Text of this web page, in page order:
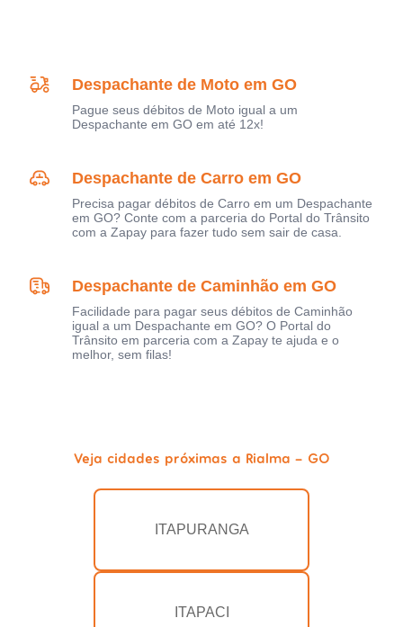
Despachante de Moto em GO
Pague seus débitos de Moto igual a um
Despachante em GO em até 12x!
Despachante de Carro em GO
Precisa pagar débitos de Carro em um Despachante
em GO? Conte com a parceria do Portal do Trânsito
com a Zapay para fazer tudo sem sair de casa.
Despachante de Caminhão em GO
Facilidade para pagar seus débitos de Caminhão
igual a um Despachante em GO? O Portal do
Trânsito em parceria com a Zapay te ajuda e o
melhor, sem filas!
Veja cidades próximas a Rialma - GO
ITAPURANGA
ITAPACI